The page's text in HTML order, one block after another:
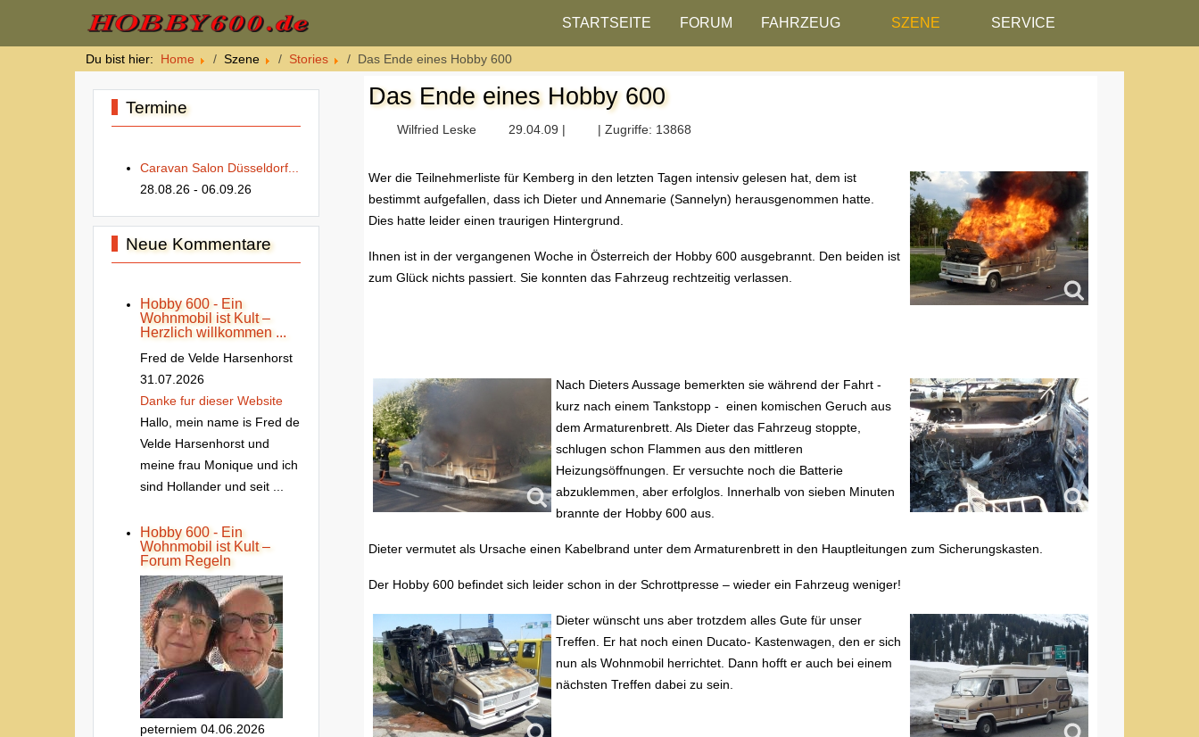
STARTSEITE FORUM FAHRZEUG SZENE SERVICE
Du bist hier: Home Szene Stories Das Ende eines Hobby 600
Termine
Caravan Salon Düsseldorf...
28.08.26 - 06.09.26
Neue Kommentare
Hobby 600 - Ein
Wohnmobil ist Kult –
Herzlich willkommen ...
Fred de Velde Harsenhorst
31.07.2026
Danke fur dieser Website
Hallo, mein name is Fred de
Velde Harsenhorst und
meine frau Monique und ich
sind Hollander und seit ...
Hobby 600 - Ein
Wohnmobil ist Kult –
Forum Regeln
peterniem 04.06.2026
Das Ende eines Hobby 600
Wilfried Leske 29.04.09 | | Zugriffe: 13868
Wer die Teilnehmerliste für Kemberg in den letzten Tagen intensiv gelesen hat, dem ist
bestimmt aufgefallen, dass ich Dieter und Annemarie (Sannelyn) herausgenommen hatte.
Dies hatte leider einen traurigen Hintergrund.
Ihnen ist in der vergangenen Woche in Österreich der Hobby 600 ausgebrannt. Den beiden ist
zum Glück nichts passiert. Sie konnten das Fahrzeug rechtzeitig verlassen.
Nach Dieters Aussage bemerkten sie während der Fahrt -
kurz nach einem Tankstopp - einen komischen Geruch aus
dem Armaturenbrett. Als Dieter das Fahrzeug stoppte,
schlugen schon Flammen aus den mittleren
Heizungsöffnungen. Er versuchte noch die Batterie
abzuklemmen, aber erfolglos. Innerhalb von sieben Minuten
brannte der Hobby 600 aus.
Dieter vermutet als Ursache einen Kabelbrand unter dem Armaturenbrett in den Hauptleitungen zum Sicherungskasten.
Der Hobby 600 befindet sich leider schon in der Schrottpresse – wieder ein Fahrzeug weniger!
Dieter wünscht uns aber trotzdem alles Gute für unser
Treffen. Er hat noch einen Ducato- Kastenwagen, den er sich
nun als Wohnmobil herrichtet. Dann hofft er auch bei einem
nächsten Treffen dabei zu sein.